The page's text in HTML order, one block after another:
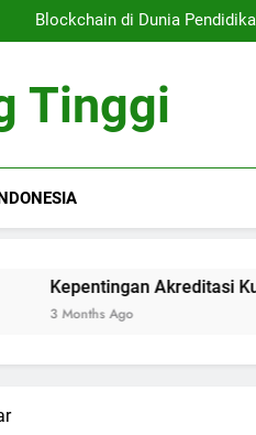
Blockchain di Dunia
Akreditasi Kurir
Blockchain di Dunia
Akreditasi Kurir
Tinggi
Akreditasi Kurir